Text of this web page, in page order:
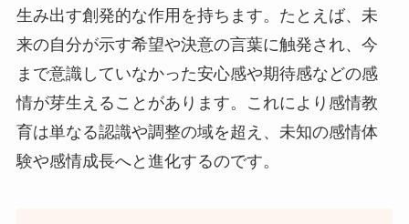
生み出す創発的な作用を持ちます。たとえば、未
来の自分が示す希望や決意の言葉に触発され、今
まで意識していなかった安心感や期待感などの感
情が芽生えることがあります。これにより感情教
育は単なる認識や調整の域を超え、未知の感情体
験や感情成長へと進化するのです。